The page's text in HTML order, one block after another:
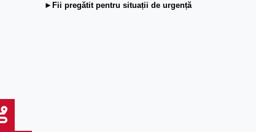
►Fii pregătit pentru situații de urgență